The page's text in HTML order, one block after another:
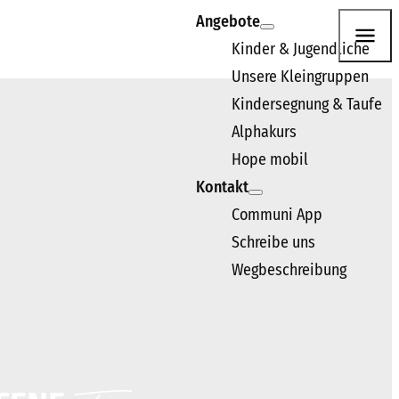
Wir freuen uns darauf, dich kennenzulernen.
Angebote
Kinder & Jugendliche
Unsere Kleingruppen
Kindersegnung & Taufe
Alphakurs
Hope mobil
Kontakt
Communi App
Schreibe uns
Wegbeschreibung